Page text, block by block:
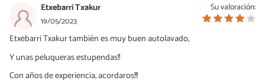
Su valoración:
Etxebarri Txakur
19/05/2023
Etxebarri Txakur también es muy buen autolavado,
Y unas peluqueras estupendas!!
Con años de experiencia, acordaros!!!